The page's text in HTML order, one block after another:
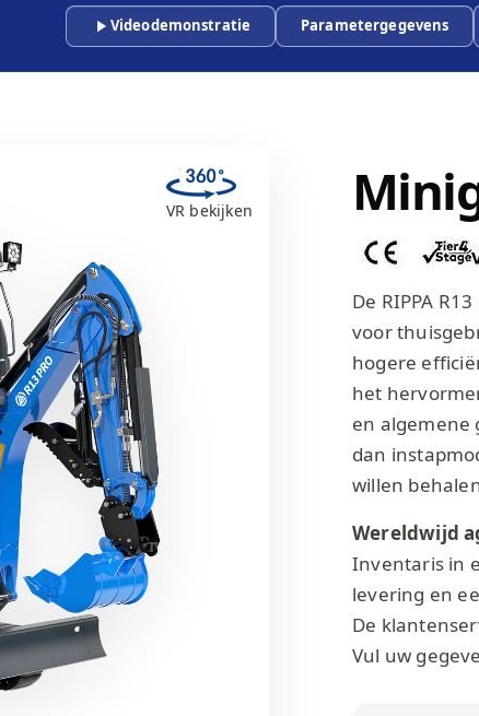
Videodemonstratie Parametergegevens
VR bekijken
De RIPPA
voor
hogere
het
en algemene
dan
willen
Wereldwijd
Inventaris in
levering en
De
Vul uw